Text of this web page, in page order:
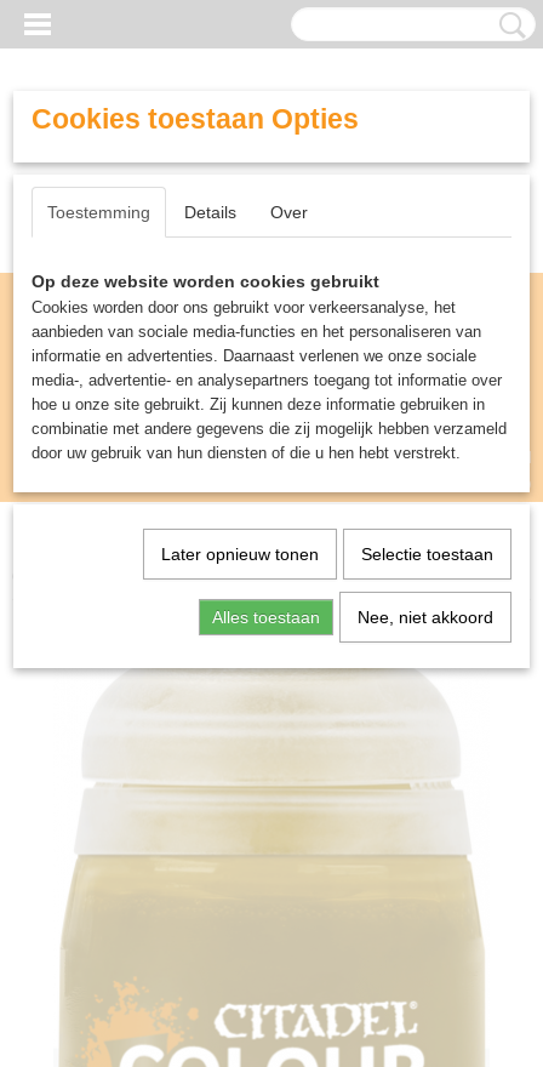
Inloggen Registreren
UW WINKELWAGEN
(0)
Miniature Gaming>Contrast: Aggaros Dunes
Cookies toestaan Opties
Toestemming Details Over
Op deze website worden cookies gebruikt
Cookies worden door ons gebruikt voor verkeersanalyse, het
aanbieden van sociale media-functies en het personaliseren van
informatie en advertenties. Daarnaast verlenen we onze sociale
media-, advertentie- en analysepartners toegang tot informatie over
hoe u onze site gebruikt. Zij kunnen deze informatie gebruiken in
combinatie met andere gegevens die zij mogelijk hebben verzameld
door uw gebruik van hun diensten of die u hen hebt verstrekt.
Later opnieuw tonen Selectie toestaan
Alles toestaan Nee, niet akkoord